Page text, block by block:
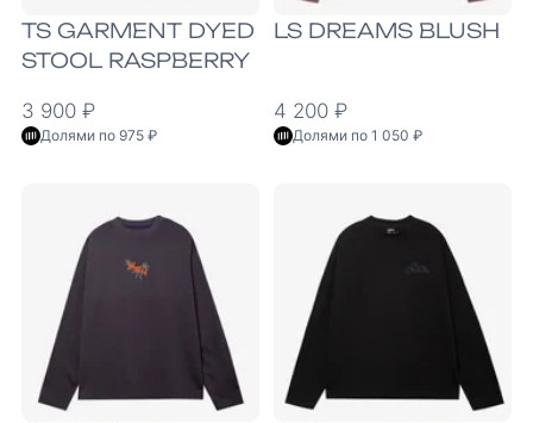
TS GARMENT DYED
STOOL RASPBERRY
3 900 ₽
Долями по 975 ₽
LS DREAMS BLUSH
4 200 ₽
Долями по 1 050 ₽